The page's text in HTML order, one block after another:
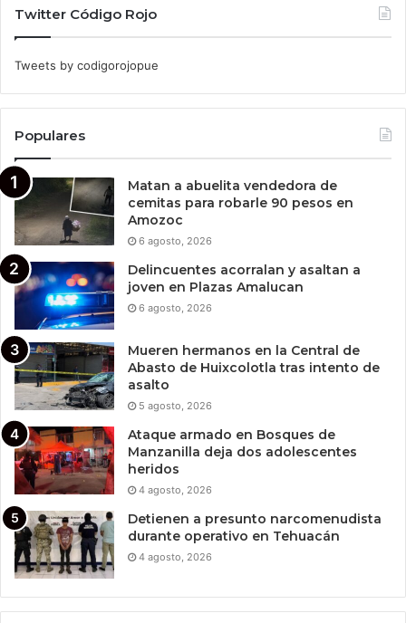
Twitter Código Rojo
Tweets by codigorojopue
Populares
Matan a abuelita vendedora de
cemitas para robarle 90 pesos en
Amozoc
6 agosto, 2026
Delincuentes acorralan y asaltan a
joven en Plazas Amalucan
6 agosto, 2026
Mueren hermanos en la Central de
Abasto de Huixcolotla tras intento de
asalto
5 agosto, 2026
Ataque armado en Bosques de
Manzanilla deja dos adolescentes
heridos
4 agosto, 2026
Detienen a presunto narcomenudista
durante operativo en Tehuacán
4 agosto, 2026